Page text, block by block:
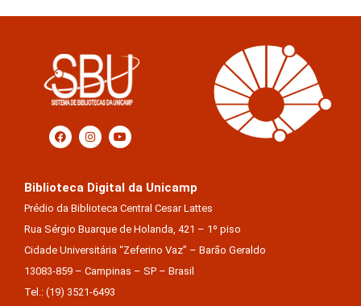
Biblioteca Digital da Unicamp
Prédio da Biblioteca Central Cesar Lattes
Rua Sérgio Buarque de Holanda, 421 – 1º piso
Cidade Universitária “Zeferino Vaz” – Barão Geraldo
13083-859 – Campinas – SP – Brasil
Tel.: (19) 3521-6493